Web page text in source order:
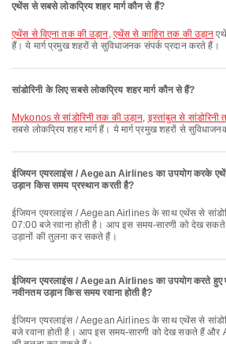
एथेंस से सबसे लोकप्रिय शहर मार्ग कौन से हैं?
एथेंस से विएना तक की उड़ान, एथेंस से काहिरा तक की उड़ान
हैं। ये मार्ग प्रमुख शहरों से सुविधाजनक संपर्क प्रदान करते हैं।
सांडोरिनी के लिए सबसे लोकप्रिय शहर मार्ग कौन से हैं?
Mykonos से सांडोरिनी तक की उड़ान, इस्तांबुल से सांडोरिनी
सबसे लोकप्रिय शहर मार्ग हैं। ये मार्ग प्रमुख शहरों से
ईजियन एयरलाइंस / Aegean Airlines का उपयोग करके
उड़ान किस समय प्रस्थान करती है?
ईजियन एयरलाइंस / Aegean Airlines के साथ एथेंस से सांडोरिनी के लिए सबसे पहली उड़ान
07:00 बजे रवाना होती है। आप इस समय-सारणी को देख
उड़ानों की तुलना कर सकते हैं।
ईजियन एयरलाइंस / Aegean Airlines का उपयोग करते हुए
नवीनतम उड़ान किस समय रवाना होती है?
ईजियन एयरलाइंस / Aegean Airlines के साथ एथेंस से सांडोरिनी के लिए अंतिम उड़ान 23:40
बजे रवाना होती है। आप इस समय-सारणी को देख सकते हैं और